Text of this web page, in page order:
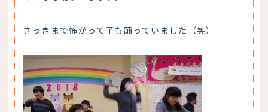
さっきまで怖がって子も踊っていました（笑）